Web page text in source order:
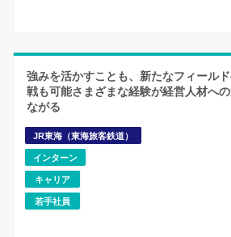
強みを活かすことも、新たなフィール
戦も可能さまざまな経験が経営人材へ
ながる
JR東海（東海旅客鉄道）
インターン
キャリア
若手社員